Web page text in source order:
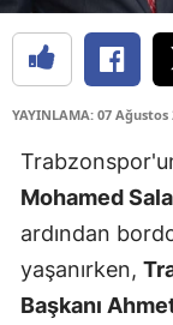
YAYINLAMA: 07 Ağustos
Mohamed
ardından
yaşanırken,
Başkanı